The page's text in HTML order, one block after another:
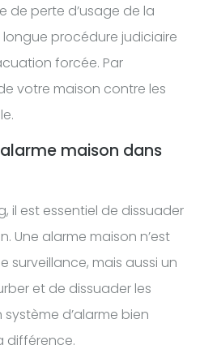
de perte d’usage de la
procédure judiciaire
forcée. Par
votre maison contre les
maison dans
il est essentiel de dissuader
Une alarme maison n’est
surveillance, mais aussi un
et de dissuader les
d’alarme bien
différence.